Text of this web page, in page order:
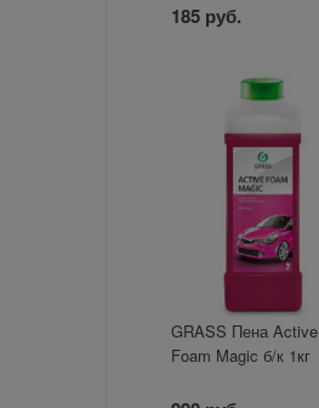
185 руб.
GRASS Пена Active
Foam Magic б/к 1кг